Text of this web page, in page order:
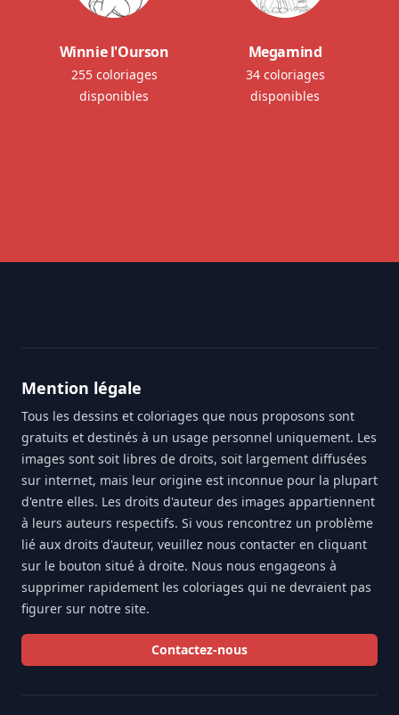
Winnie l'Ourson
255 coloriages
disponibles
Megamind
34 coloriages
disponibles
Mention légale
Tous les dessins et coloriages que nous proposons sont
gratuits et destinés à un usage personnel uniquement. Les
images sont soit libres de droits, soit largement diffusées
sur internet, mais leur origine est inconnue pour la plupart
d'entre elles. Les droits d'auteur des images appartiennent
à leurs auteurs respectifs. Si vous rencontrez un problème
lié aux droits d'auteur, veuillez nous contacter en cliquant
sur le bouton situé à droite. Nous nous engageons à
supprimer rapidement les coloriages qui ne devraient pas
figurer sur notre site.
Contactez-nous